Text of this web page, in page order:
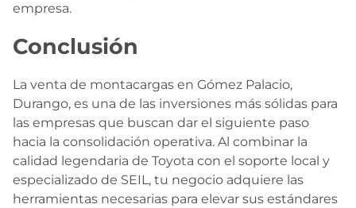
empresa.
Conclusión
La venta de montacargas en Gómez Palacio,
Durango, es una de las inversiones más sólidas para
las empresas que buscan dar el siguiente paso
hacia la consolidación operativa. Al combinar la
calidad legendaria de Toyota con el soporte local y
especializado de SEIL, tu negocio adquiere las
herramientas necesarias para elevar sus estándares